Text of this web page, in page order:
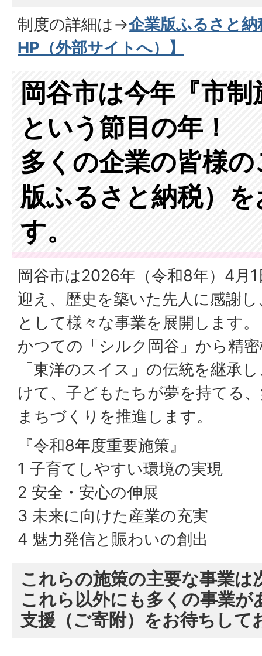
制度の詳細は→企業版ふるさと
HP（外部サイトへ）】
岡谷市は今年『市制
という節目の年！
多くの企業の皆様
版ふるさと納税）
す。
岡谷市は2026年（令和8年）4月
迎え、歴史を築いた先人に感謝
として様々な事業を展開します。
かつての「シルク岡谷」から精
「東洋のスイス」の伝統を継承
けて、子どもたちが夢を持てる
まちづくりを推進します。
『令和8年度重要施策』
1 子育てしやすい環境の実現
2 安全・安心の伸展
3 未来に向けた産業の充実
4 魅力発信と賑わいの創出
これらの施策の主要な事業は
これら以外にも多くの事業が
支援（ご寄附）をお待ちして